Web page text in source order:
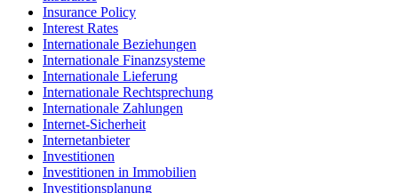
Insurance Policy
Interest Rates
Internationale Beziehungen
Internationale Finanzsysteme
Internationale Lieferung
Internationale Rechtsprechung
Internationale Zahlungen
Internet-Sicherheit
Internetanbieter
Investitionen
Investitionen in Immobilien
Investitionsplanung